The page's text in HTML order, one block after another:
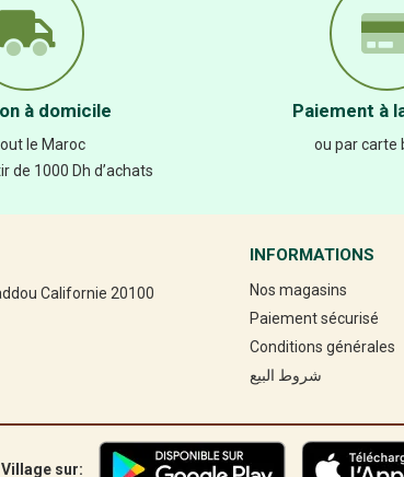
à domicile
le Maroc
de 1000 Dh d’achats
Paiement à
ou par carte
Californie 20100
INFORMATIONS
Nos magasins
Paiement sécurisé
Conditions générales
شروط البيع
sur: